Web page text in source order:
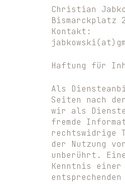
Christian
Bismarckplatz
Kontakt:
Haftung für
Als
Seiten nach
wir als
fremde
rechtswidrige
der Nutzung
unberührt.
Kenntnis einer